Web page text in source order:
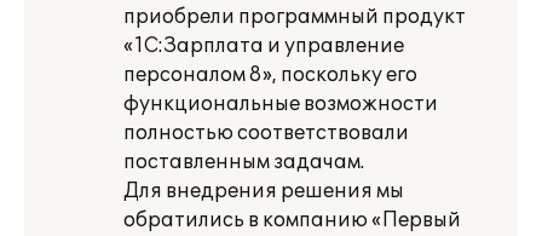
приобрели программный продукт
«1С:Зарплата и управление
персоналом 8», поскольку его
функциональные возможности
полностью соответствовали
поставленным задачам.
Для внедрения решения мы
обратились в компанию «Первый